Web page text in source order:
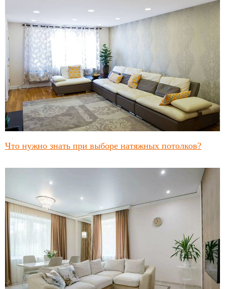
Что нужно знать при выборе натяжных потолков?